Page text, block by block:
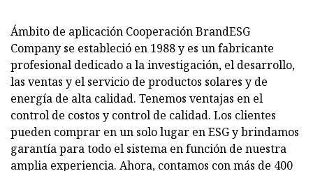
Ámbito de aplicación Cooperación BrandESG
Company se estableció en 1988 y es un fabricante
profesional dedicado a la investigación, el desarrollo,
las ventas y el servicio de productos solares y de
energía de alta calidad. Tenemos ventajas en el
control de costos y control de calidad. Los clientes
pueden comprar en un solo lugar en ESG y brindamos
garantía para todo el sistema en función de nuestra
amplia experiencia. Ahora, contamos con más de 400